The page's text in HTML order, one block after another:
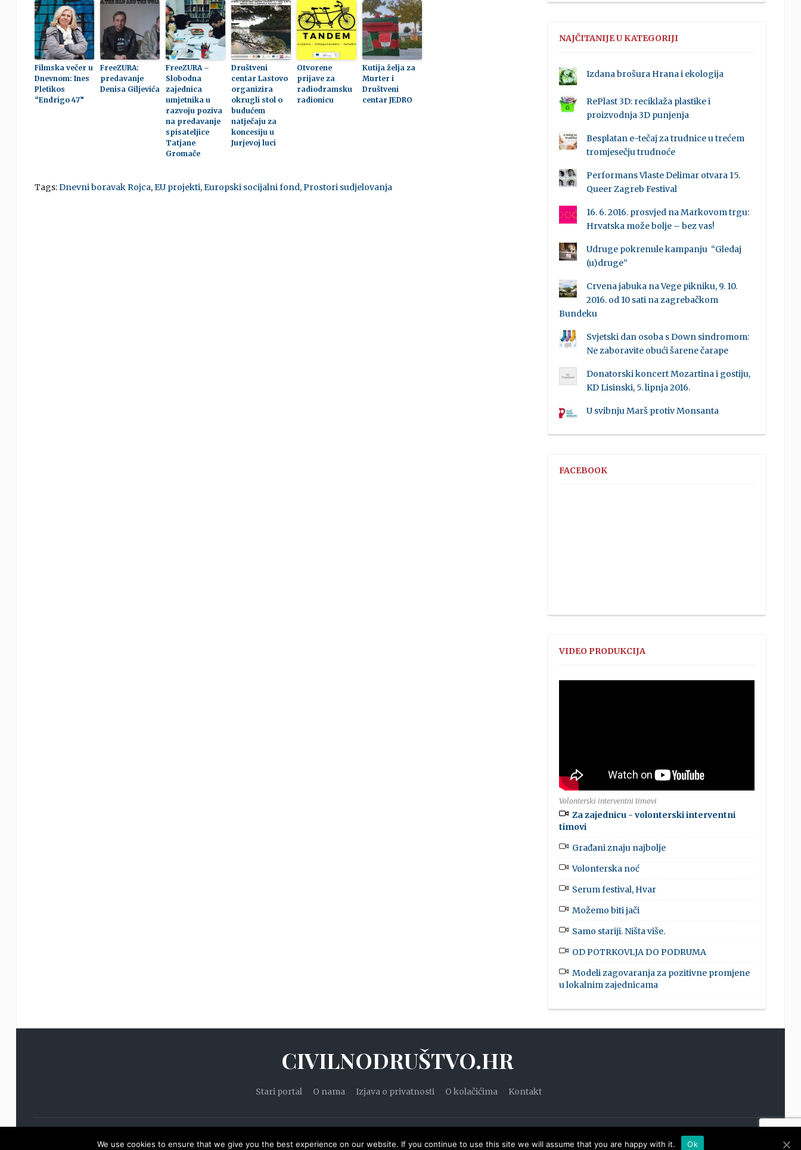
Filmska večer u
Dnevnom: Ines
Pletikos
“Endrigo 47”
FreeZURA:
predavanje
Denisa Giljevića
FreeZURA –
Slobodna
zajednica
umjetnika u
razvoju poziva
na predavanje
spisateljice
Tatjane
Gromače
Društveni
centar Lastovo
organizira
okrugli stol o
budućem
natječaju za
koncesiju u
Jurjevoj luci
Otvorene
prijave za
radiodramsku
radionicu
Kutija želja za
Murter i
Društveni
centar JEDRO
Tags:Dnevni boravak Rojca,EU projekti,Europski socijalni fond,Prostori sudjelovanja
NAJČITANIJE U KATEGORIJI
Izdana brošura Hrana i ekologija
RePlast 3D: reciklaža plastike i
proizvodnja 3D punjenja
Besplatan e-tečaj za trudnice u trećem
tromjesečju trudnoće
Performans Vlaste Delimar otvara 15.
Queer Zagreb Festival
16. 6. 2016. prosvjed na Markovom trgu:
Hrvatska može bolje – bez vas!
Udruge pokrenule kampanju “Gledaj
(u)druge”
Crvena jabuka na Vege pikniku, 9. 10.
2016. od 10 sati na zagrebačkom
Bundeku
Svjetski dan osoba s Down sindromom:
Ne zaboravite obući šarene čarape
Donatorski koncert Mozartina i gostiju,
KD Lisinski, 5. lipnja 2016.
U svibnju Marš protiv Monsanta
FACEBOOK
VIDEO PRODUKCIJA
Volonterski interventni timovi
Za zajednicu - volonterski interventni
timovi
Građani znaju najbolje
Volonterska noć
Serum festival, Hvar
Možemo biti jači
Samo stariji. Ništa više.
OD POTRKOVLJA DO PODRUMA
Modeli zagovaranja za pozitivne promjene
u lokalnim zajednicama
CIVILNODRUŠTVO.HR
Stari portal O nama Izjava o privatnosti O kolačićima Kontakt
We use cookies to ensure that we give you the best experience on our website. If you continue to use this site we will assume that you are happy with it. Ok